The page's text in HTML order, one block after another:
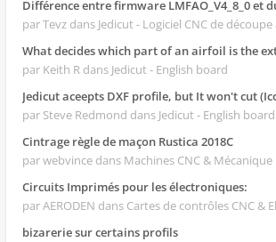
Différence entre firmware LMFAO_V4_8_0 et
par Tevz dans Jedicut - Logiciel CNC de
What decides which part of an airfoil is the
par Keith R dans Jedicut - English board
Jedicut aceepts DXF profile, but It won't cut
par Steve Redmond dans Jedicut - English board
Cintrage règle de maçon Rustica 2018C
par webvince dans Machines CNC & Mécanique
Circuits Imprimés pour les électroniques:
par AERODEN dans Cartes de contrôles CNC &
bizarerie sur certains profils